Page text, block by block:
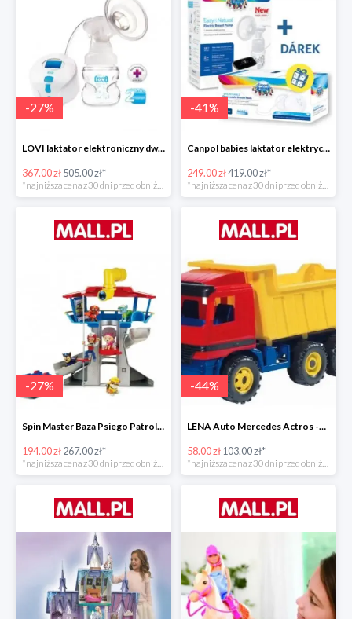
-27%
LOVI laktator elektroniczny dwufazowy Prolactis -27%
367.00 zł505.00 zł*
-41%
Canpol babies laktator elektryczny EASY NATURAL -40%
249.00 zł419.00 zł*
-27%
Spin Master Baza Psiego Patrolu -27%
194.00 zł267.00 zł*
*najniższa cena z 30 dni przed obniżką
-44%
LENA Auto Mercedes Actros -43%
58.00 zł103.00 zł*
*najniższa cena z 30 dni przed obniżką